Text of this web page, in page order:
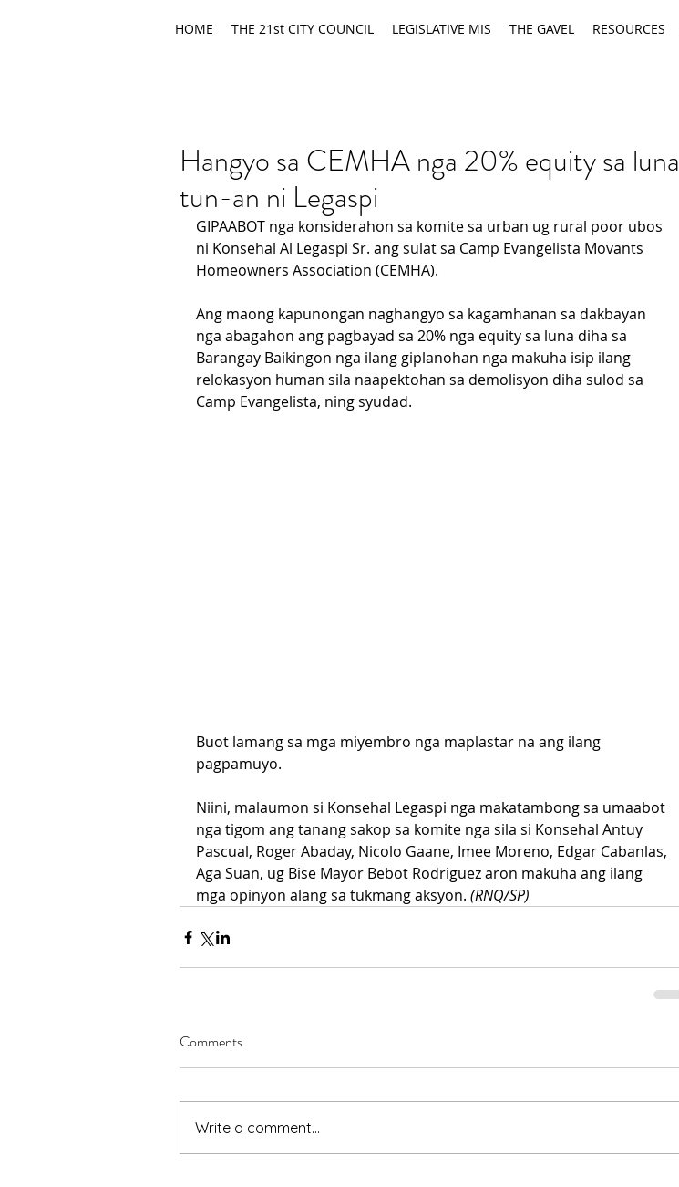
HOME THE 21st CITY COUNCIL LEGISLATIVE MIS THE GAVEL RESOURCES
Hangyo sa CEMHA nga 20% equity sa luna
tun-an ni Legaspi
GIPAABOT nga konsiderahon sa komite sa urban ug rural poor ubos
ni Konsehal Al Legaspi Sr. ang sulat sa Camp Evangelista Movants
Homeowners Association (CEMHA).
Ang maong kapunongan naghangyo sa kagamhanan sa dakbayan
nga abagahon ang pagbayad sa 20% nga equity sa luna diha sa
Barangay Baikingon nga ilang giplanohan nga makuha isip ilang
relokasyon human sila naapektohan sa demolisyon diha sulod sa
Camp Evangelista, ning syudad.
Buot lamang sa mga miyembro nga maplastar na ang ilang
pagpamuyo.
Niini, malaumon si Konsehal Legaspi nga makatambong sa umaabot
nga tigom ang tanang sakop sa komite nga sila si Konsehal Antuy
Pascual, Roger Abaday, Nicolo Gaane, Imee Moreno, Edgar Cabanlas,
Aga Suan, ug Bise Mayor Bebot Rodriguez aron makuha ang ilang
mga opinyon alang sa tukmang aksyon. (RNQ/SP)
Comments
Write a comment...